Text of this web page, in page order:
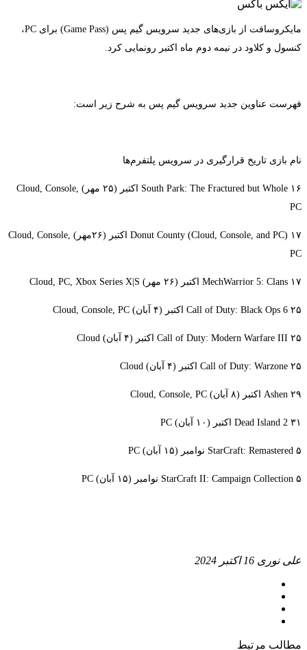
مایکروسافت از بازی‌های جدید سرویس گیم پس (Game Pass) برای PC،
کنسول و کلاود در نیمه دوم ماه اکتبر رونمایی کرد.
فهرست عناوین جدید سرویس گیم پس به شرح زیر است:
نام بازی تاریخ قرارگیری در سرویس پلتفرم‌ها
South Park: The Fractured but Whole ۱۶ اکتبر (۲۵ مهر) Cloud, Console,
PC
Donut County (Cloud, Console, and PC) ۱۷ اکتبر (۲۶مهر) Cloud, Console,
PC
MechWarrior 5: Clans ۱۷ اکتبر (۲۶ مهر) Cloud, PC, Xbox Series X|S
Call of Duty: Black Ops 6 ۲۵ اکتبر (۴ آبان) Cloud, Console, PC
Call of Duty: Modern Warfare III ۲۵ اکتبر (۴ آبان) Cloud
Call of Duty: Warzone ۲۵ اکتبر (۴ آبان) Cloud
Ashen ۲۹ اکتبر (۸ آبان) Cloud, Console, PC
Dead Island 2 ۳۱ اکتبر (۱۰ آبان) PC
StarCraft: Remastered ۵ نوامبر (۱۵ آبان) PC
StarCraft II: Campaign Collection ۵ نوامبر (۱۵ آبان) PC
علی نوری 16 اکتبر 2024
مطالب مرتبط